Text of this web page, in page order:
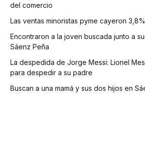
del comercio
Las ventas minoristas pyme cayeron
Encontraron a la joven buscada junto a
Sáenz Peña
La despedida de Jorge Messi: Lionel
para despedir a su padre
Buscan a una mamá y sus dos hijos en